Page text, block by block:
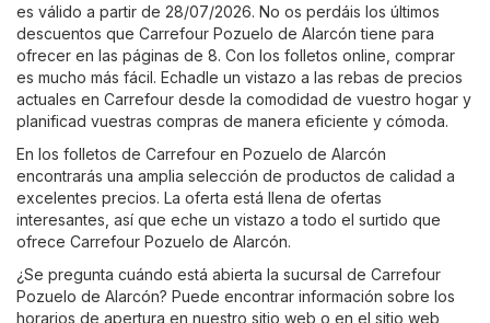
es válido a partir de 28/07/2026. No os perdáis los últimos
descuentos que Carrefour Pozuelo de Alarcón tiene para
ofrecer en las páginas de 8. Con los folletos online, comprar
es mucho más fácil. Echadle un vistazo a las rebas de precios
actuales en Carrefour desde la comodidad de vuestro hogar y
planificad vuestras compras de manera eficiente y cómoda.
En los folletos de Carrefour en Pozuelo de Alarcón
encontrarás una amplia selección de productos de calidad a
excelentes precios. La oferta está llena de ofertas
interesantes, así que eche un vistazo a todo el surtido que
ofrece Carrefour Pozuelo de Alarcón.
¿Se pregunta cuándo está abierta la sucursal de Carrefour
Pozuelo de Alarcón? Puede encontrar información sobre los
horarios de apertura en nuestro sitio web o en el sitio web